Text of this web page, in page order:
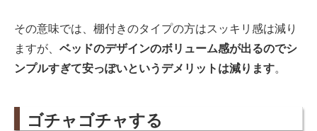
その意味では、棚付きのタイプの方はスッキリ感は減り
ますが、 ベッドのデザインのボリューム感が出るのでシ
ンプルすぎて安っぽいというデメリットは減ります。
ゴチャゴチャする